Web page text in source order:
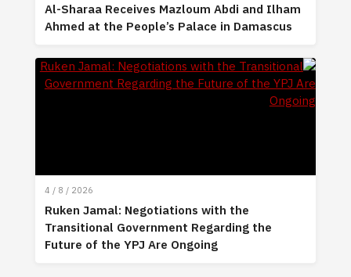
Al-Sharaa Receives Mazloum Abdi and Ilham
Ahmed at the People’s Palace in Damascus
4 / 8 / 2026
Ruken Jamal: Negotiations with the
Transitional Government Regarding the
Future of the YPJ Are Ongoing